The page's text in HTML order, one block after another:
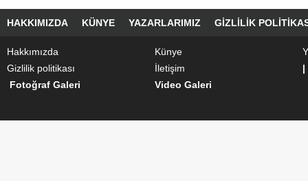
HAKKIMIZDA KÜNYE YAZARLARIMIZ GIZLILIK
Hakkımızda Künye
Gizlilik politikası
İletişim
|
Fotoğraf Galeri
Video Galeri